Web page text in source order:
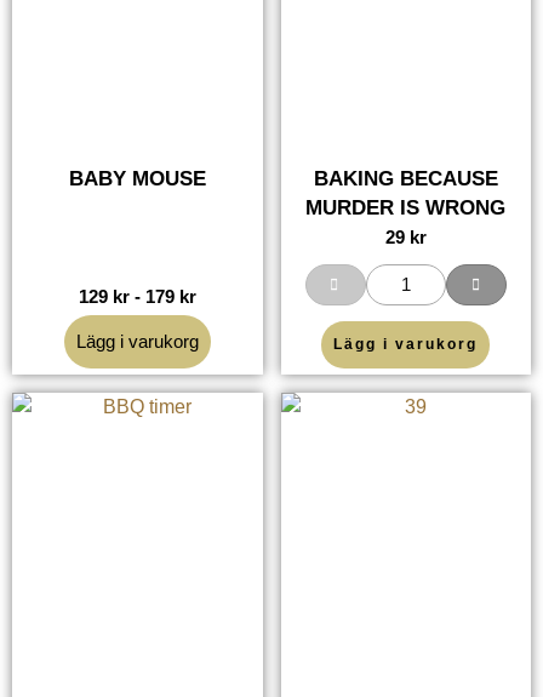
BABY MOUSE
129 kr- 179 kr
Lägg i varukorg
BAKING BECAUSE
MURDER IS WRONG
29 kr
Lägg i varukorg